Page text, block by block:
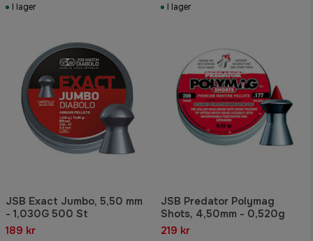
I lager
I lager
JSB Exact Jumbo, 5,50 mm
- 1,030G 500 St
189 kr
JSB Predator Polymag
Shots, 4,50mm - 0,520g
219 kr